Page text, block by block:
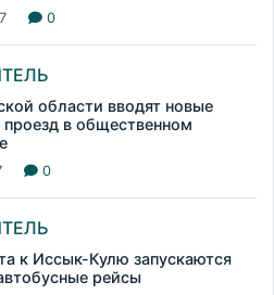
0
области вводят новые
в общественном
0
к Иссык-Кулю запускаются
рейсы